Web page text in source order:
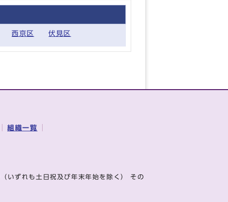
西京区 伏見区
組織一覧
（いずれも土日祝及び年末年始を除く） その